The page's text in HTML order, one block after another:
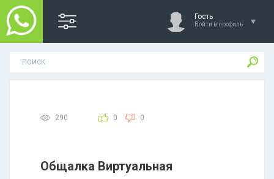
Гость
Войти в профиль
290 0 0
Общалка Виртуальная